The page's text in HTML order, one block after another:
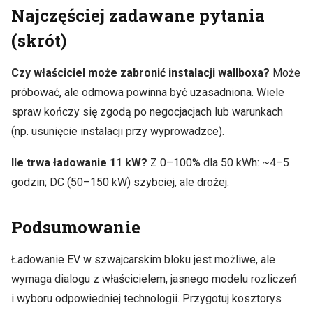
Najczęściej zadawane pytania
(skrót)
Czy właściciel może zabronić instalacji wallboxa? Może
próbować, ale odmowa powinna być uzasadniona. Wiele
spraw kończy się zgodą po negocjacjach lub warunkach
(np. usunięcie instalacji przy wyprowadzce).
Ile trwa ładowanie 11 kW? Z 0–100% dla 50 kWh: ~4–5
godzin; DC (50–150 kW) szybciej, ale drożej.
Podsumowanie
Ładowanie EV w szwajcarskim bloku jest możliwe, ale
wymaga dialogu z właścicielem, jasnego modelu rozliczeń
i wyboru odpowiedniej technologii. Przygotuj kosztorys